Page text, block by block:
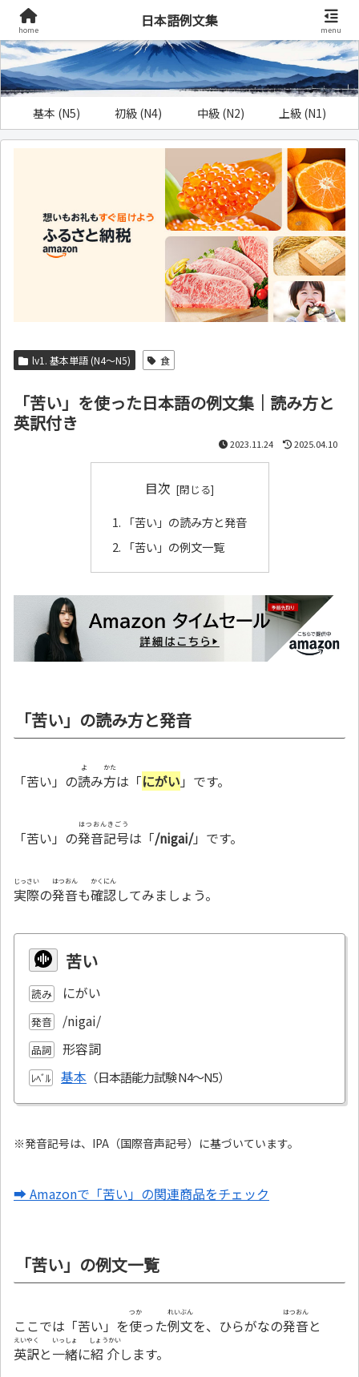
基本 (N5) 初級 (N4) 中級 (N2) 上級 (N1)
lv1. 基本単語 (N4～N5) 食
「苦い」を使った日本語の例文集｜読み方と
英訳付き
2023.11.24 2025.04.10
目次
「苦い」の読み方と発音
「苦い」の例文一覧
「苦い」の読み方と発音
「苦い」の読
よ
み方
かた
は「にがい 」です。
「苦い」の発音記号
はつおんきごう
は「/nigai/」です。
実際
じっさい
の発音
はつおん
も確認
かくにん
してみましょう。
苦い
読み にがい
発音 /nigai/
品詞 形容詞
ﾚﾍﾞﾙ 基本
※発音記号は、IPA（国際音声記号）に基づいています。
➡ Amazonで「苦い」の関連商品をチェック
「苦い」の例文一覧
ここでは「苦い」を使
つか
った例文
れいぶん
を、ひらがなの発音
はつおん
と
英訳
えいやく
と一緒
いっしょ
に紹介
しょうかい
します。
home
日本語例文集
menu